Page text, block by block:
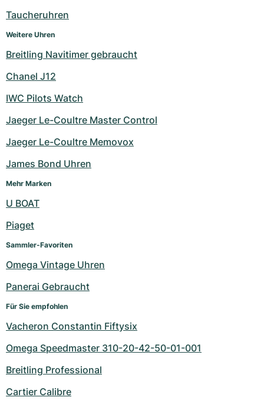
Taucheruhren
Weitere Uhren
Breitling Navitimer gebraucht
Chanel J12
IWC Pilots Watch
Jaeger Le-Coultre Master Control
Jaeger Le-Coultre Memovox
James Bond Uhren
Mehr Marken
U BOAT
Piaget
Sammler-Favoriten
Omega Vintage Uhren
Panerai Gebraucht
Für Sie empfohlen
Vacheron Constantin Fiftysix
Omega Speedmaster 310-20-42-50-01-001
Breitling Professional
Cartier Calibre